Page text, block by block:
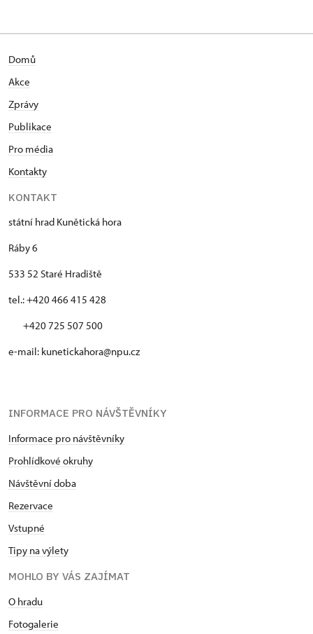
Domů
Akce
Zprávy
Publikace
Pro média
Kontakty
KONTAKT
státní hrad Kunětická hora
Ráby 6
533 52 Staré Hradiště
tel.: +420 466 415 428
+420 725 507 500
e-mail: kunetickahora@npu.cz
INFORMACE PRO NÁVŠTĚVNÍKY
Informace pro návštěvníky
Prohlídkové okruhy
Návštěvní doba
Rezervace
Vstupné
Tipy na výlety
MOHLO BY VÁS ZAJÍMAT
O hradu
Fotogalerie